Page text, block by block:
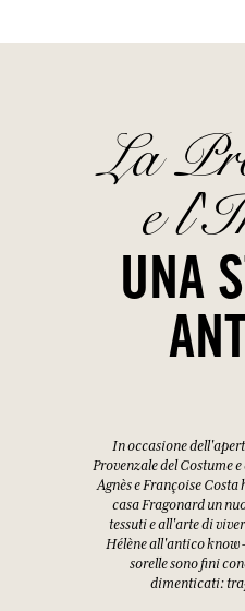
La
e
UNA
In occasione
Provenzale del Costume
Agnès e Françoise
casa Fragonard un
tessuti e all'arte di
Hélène all'antico
sorelle sono fini
dimenticati: